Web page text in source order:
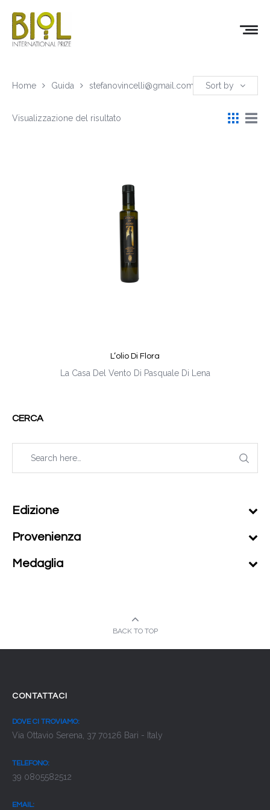
Home Guida stefanovincelli@gmail.com Sort by
Visualizzazione del risultato
L’olio Di Flora
La Casa Del Vento Di Pasquale Di Lena
CERCA
Edizione
Provenienza
Medaglia
BACK TO TOP
CONTATTACI
DOVE CI TROVIAMO:
Via Ottavio Serena, 37 70126 Bari - Italy
TELEFONO:
39 0805582512
EMAIL: